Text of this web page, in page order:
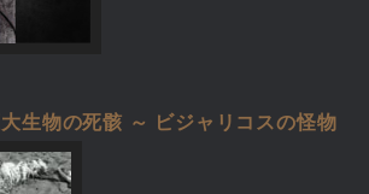
生物の死骸 ～ ビジャリコスの怪物